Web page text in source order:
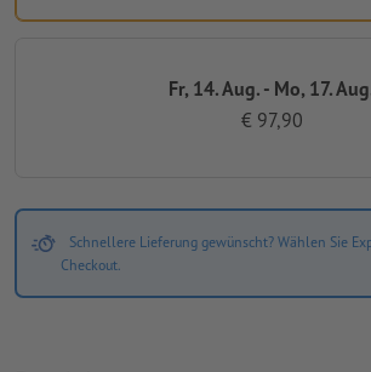
Fr, 14. Aug. - Mo, 17.
€ 97,90
Schnellere Lieferung gewünscht? Wählen Sie
Checkout.